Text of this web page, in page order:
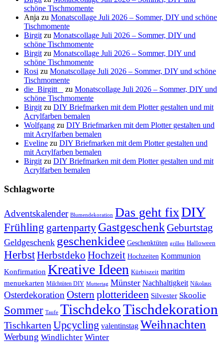
schöne Tischmomente
Anja zu Monatscollage Juli 2026 – Sommer, DIY und schöne
Tischmomente
Birgit zu Monatscollage Juli 2026 – Sommer, DIY und
schöne Tischmomente
Birgit zu Monatscollage Juli 2026 – Sommer, DIY und
schöne Tischmomente
Rosi zu Monatscollage Juli 2026 – Sommer, DIY und schöne
Tischmomente
die_Birgitt _
zu Monatscollage Juli 2026 – Sommer, DIY und
schöne Tischmomente
Birgit zu DIY Briefmarken mit dem Plotter gestalten und mit
Acrylfarben bemalen
Wolfgang zu DIY Briefmarken mit dem Plotter gestalten und
mit Acrylfarben bemalen
Eveline zu DIY Briefmarken mit dem Plotter gestalten und
mit Acrylfarben bemalen
Birgit zu DIY Briefmarken mit dem Plotter gestalten und mit
Acrylfarben bemalen
Schlagworte
Adventskalender Blumendekoration Das geht fixDIY
Frühling gartenparty GastgeschenkGeburtstag
Geldgeschenk geschenkidee Geschenktüten grillen Halloween
HerbstHerbstdeko Hochzeit Hochzeiten Kommunion
Konfirmation Kreative Ideen Kürbiszeit maritim
menuekarten Milchtüten DIY Muttertag Münster Nachhaltigkeit Nikolaus
Osterdekoration Ostern plotterideen Silvester Skoolie
Sommer Taufe TischdekoTischdekoration
Tischkarten Upcycling valentinstag Weihnachten
Werbung Windlichter Winter